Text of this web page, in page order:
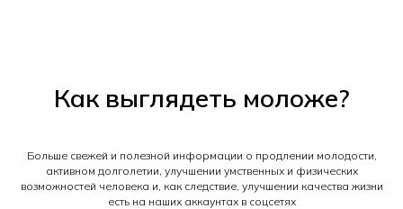
Как выглядеть моложе?
Больше свежей и полезной информации о продлении молодости,
активном долголетии, улучшении умственных и физических
возможностей человека и, как следствие, улучшении качества жизни
есть на наших аккаунтах в соцсетях